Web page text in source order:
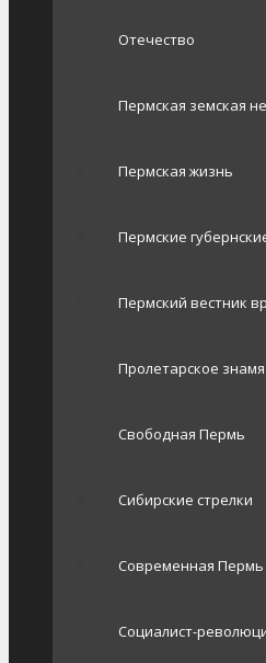
Отечество
Пермская земская
Пермская жизнь
Пермские
Пермский вестник
Пролетарское знамя
Свободная Пермь
Сибирские стрелки
Современная Пермь
Социалист-